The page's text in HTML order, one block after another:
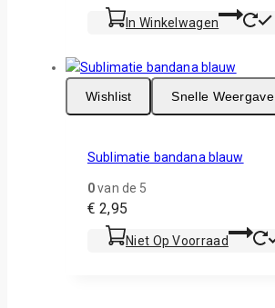
In Winkelwagen
Wishlist Snelle Weergave
Sublimatie bandana blauw
0van de 5
€ 2,95
Niet Op Voorraad